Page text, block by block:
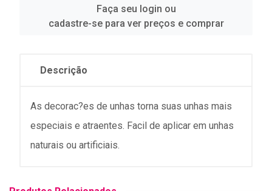
Faça seu login ou
cadastre-se para ver preços e comprar
Descrição
As decorac?es de unhas torna suas unhas mais
especiais e atraentes. Facil de aplicar em unhas
naturais ou artificiais.